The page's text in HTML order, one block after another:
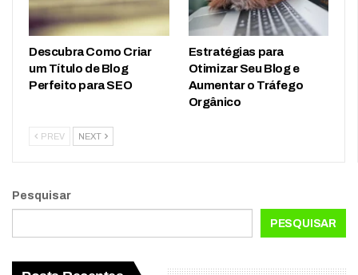
Descubra Como Criar
um Título de Blog
Perfeito para SEO
Estratégias para
Otimizar Seu Blog e
Aumentar o Tráfego
Orgânico
PREV NEXT
Pesquisar
PESQUISAR